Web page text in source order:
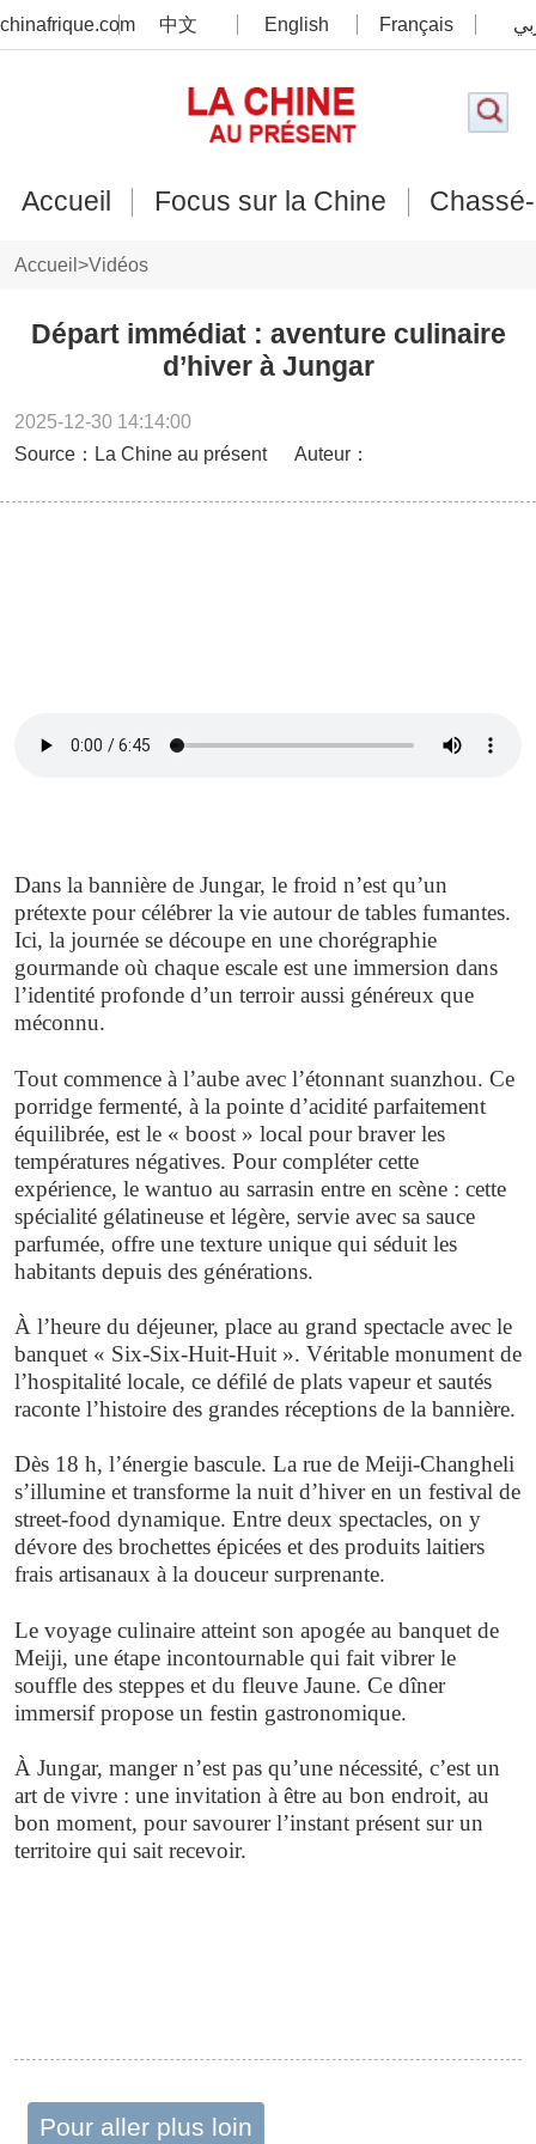
chinafrique.com 中文 English Français
Accueil Focus sur la Chine
Accueil >Vidéos
Départ immédiat : aventure culinaire
d’hiver à Jungar
2025-12-30 14:14:00
Source：La Chine au présent
Auteur：
Dans la bannière de Jungar, le froid n’est qu’un
prétexte pour célébrer la vie autour de tables fumantes.
Ici, la journée se découpe en une chorégraphie
gourmande où chaque escale est une immersion dans
l’identité profonde d’un terroir aussi généreux que
méconnu.
Tout commence à l’aube avec l’étonnant suanzhou. Ce
porridge fermenté, à la pointe d’acidité parfaitement
équilibrée, est le « boost » local pour braver les
températures négatives. Pour compléter cette
expérience, le wantuo au sarrasin entre en scène : cette
spécialité gélatineuse et légère, servie avec sa sauce
parfumée, offre une texture unique qui séduit les
habitants depuis des générations.
À l’heure du déjeuner, place au grand spectacle avec le
banquet « Six-Six-Huit-Huit ». Véritable monument de
l’hospitalité locale, ce défilé de plats vapeur et sautés
raconte l’histoire des grandes réceptions de la bannière.
Dès 18 h, l’énergie bascule. La rue de Meiji-Changheli
s’illumine et transforme la nuit d’hiver en un festival de
street-food dynamique. Entre deux spectacles, on y
dévore des brochettes épicées et des produits laitiers
frais artisanaux à la douceur surprenante.
Le voyage culinaire atteint son apogée au banquet de
Meiji, une étape incontournable qui fait vibrer le
souffle des steppes et du fleuve Jaune. Ce dîner
immersif propose un festin gastronomique.
À Jungar, manger n’est pas qu’une nécessité, c’est un
art de vivre : une invitation à être au bon endroit, au
bon moment, pour savourer l’instant présent sur un
territoire qui sait recevoir.
Pour aller plus loin